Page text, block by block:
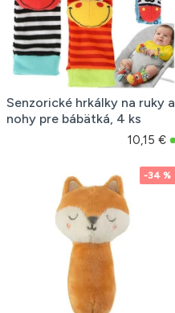
Senzorické hrkálky na ruky a
nohy pre bábätká, 4 ks
10,15 €
-34 %